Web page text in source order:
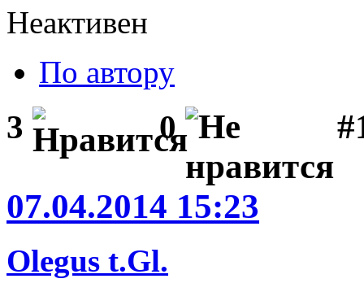
Неактивен
По автору
3 0
07.04.2014 15:23
Olegus t.Gl.